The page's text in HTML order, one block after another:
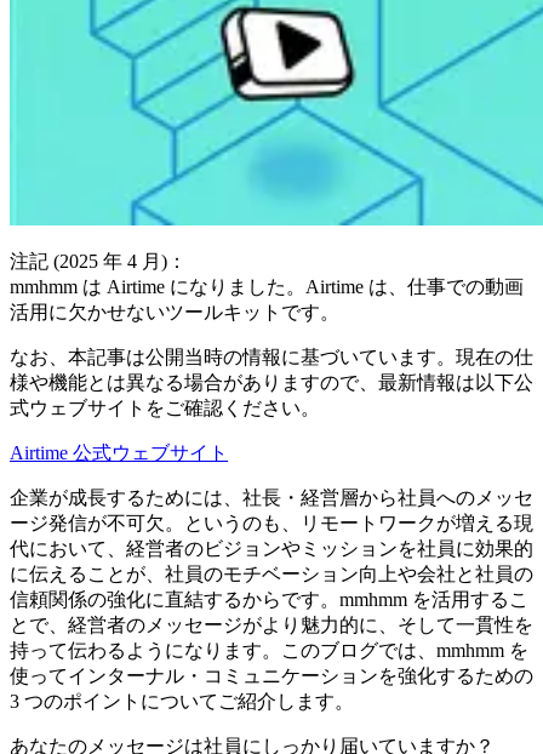
注記 (2025 年 4 月)：
mmhmm は Airtime になりました。Airtime は、仕事での動画
活用に欠かせないツールキットです。
なお、本記事は公開当時の情報に基づいています。現在の仕
様や機能とは異なる場合がありますので、最新情報は以下公
式ウェブサイトをご確認ください。
Airtime 公式ウェブサイト
企業が成長するためには、社長・経営層から社員へのメッセ
ージ発信が不可欠。というのも、リモートワークが増える現
代において、経営者のビジョンやミッションを社員に効果的
に伝えることが、社員のモチベーション向上や会社と社員の
信頼関係の強化に直結するからです。mmhmm を活用するこ
とで、経営者のメッセージがより魅力的に、そして一貫性を
持って伝わるようになります。このブログでは、mmhmm を
使ってインターナル・コミュニケーションを強化するための
3 つのポイントについてご紹介します。
あなたのメッセージは社員にしっかり届いていますか？